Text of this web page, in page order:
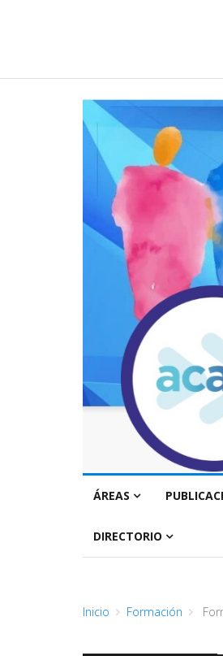
ÁREAS
DIRECTORIO
Inicio Formación